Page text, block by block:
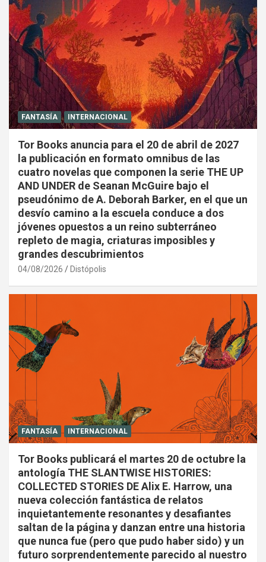
FANTASÍA INTERNACIONAL
Tor Books anuncia para el 20 de abril de 2027
la publicación en formato omnibus de las
cuatro novelas que componen la serie THE UP
AND UNDER de Seanan McGuire bajo el
pseudónimo de A. Deborah Barker, en el que un
desvío camino a la escuela conduce a dos
jóvenes opuestos a un reino subterráneo
repleto de magia, criaturas imposibles y
grandes descubrimientos
04/08/2026 Distópolis
FANTASÍA INTERNACIONAL
Tor Books publicará el martes 20 de octubre la
antología THE SLANTWISE HISTORIES:
COLLECTED STORIES DE Alix E. Harrow, una
nueva colección fantástica de relatos
inquietantemente resonantes y desafiantes
saltan de la página y danzan entre una historia
que nunca fue (pero que pudo haber sido) y un
futuro sorprendentemente parecido al nuestro